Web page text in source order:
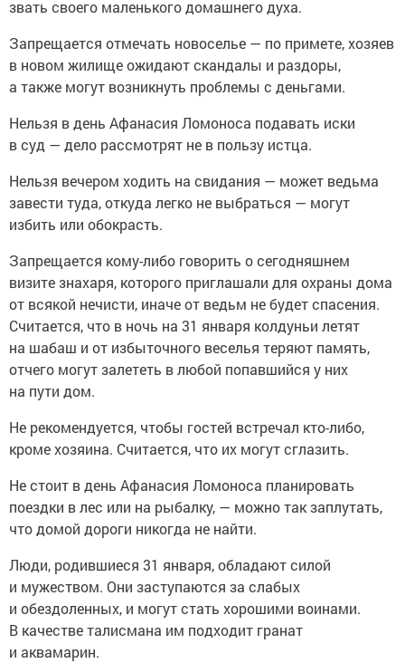
звать своего маленького домашнего духа.
Запрещается отмечать новоселье — по примете, хозяев
в новом жилище ожидают скандалы и раздоры,
а также могут возникнуть проблемы с деньгами.
Нельзя в день Афанасия Ломоноса подавать иски
в суд — дело рассмотрят не в пользу истца.
Нельзя вечером ходить на свидания — может ведьма
завести туда, откуда легко не выбраться — могут
избить или обокрасть.
Запрещается кому-либо говорить о сегодняшнем
визите знахаря, которого приглашали для охраны дома
от всякой нечисти, иначе от ведьм не будет спасения.
Считается, что в ночь на 31 января колдуньи летят
на шабаш и от избыточного веселья теряют память,
отчего могут залететь в любой попавшийся у них
на пути дом.
Не рекомендуется, чтобы гостей встречал кто-либо,
кроме хозяина. Считается, что их могут сглазить.
Не стоит в день Афанасия Ломоноса планировать
поездки в лес или на рыбалку, — можно так заплутать,
что домой дороги никогда не найти.
Люди, родившиеся 31 января, обладают силой
и мужеством. Они заступаются за слабых
и обездоленных, и могут стать хорошими воинами.
В качестве талисмана им подходит гранат
и аквамарин.